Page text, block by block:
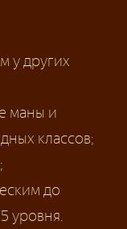
у других
маны и
классов;
до
уровня.